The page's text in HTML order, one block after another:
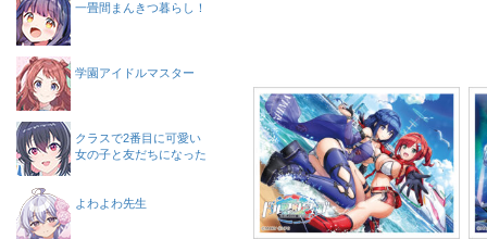
一畳間まんきつ暮らし！
学園アイドルマスター
クラスで2番目に可愛い
女の子と友だちになった
よわよわ先生